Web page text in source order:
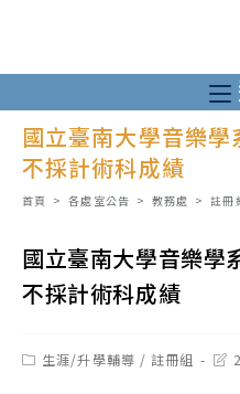
至
主
內
國立臺南大學音樂
不採計術科成績
首頁 > 各處室公告 > 教務處 > 註冊
國立臺南大學音樂學
不採計術科成績
Post生涯/升學輔導 / 註冊組